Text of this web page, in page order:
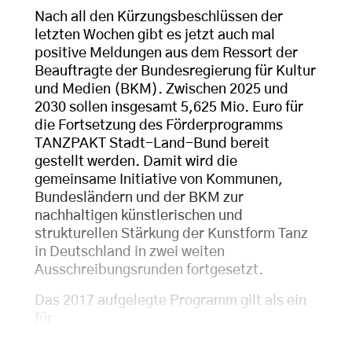
Nach all den Kürzungsbeschlüssen der
letzten Wochen gibt es jetzt auch mal
positive Meldungen aus dem Ressort der
Beauftragte der Bundesregierung für Kultur
und Medien (BKM). Zwischen 2025 und
2030 sollen insgesamt 5,625 Mio. Euro für
die Fortsetzung des Förderprogramms
TANZPAKT Stadt-Land-Bund bereit
gestellt werden. Damit wird die
gemeinsame Initiative von Kommunen,
Bundesländern und der BKM zur
nachhaltigen künstlerischen und
strukturellen Stärkung der Kunstform Tanz
in Deutschland in zwei weiten
Ausschreibungsrunden fortgesetzt.
Das 2017 aufgelegte Programm gilt als ein